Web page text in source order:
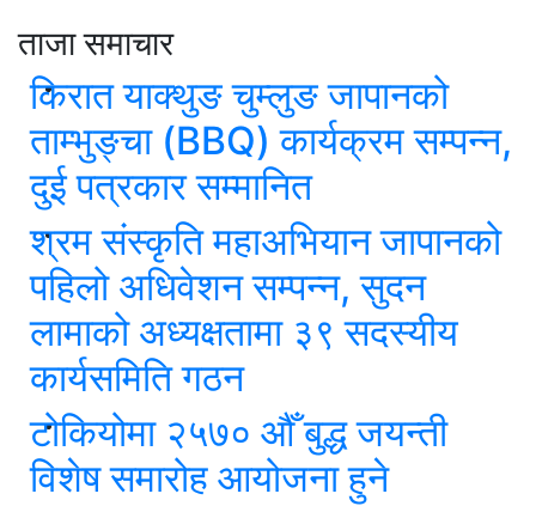
ताजा समाचार
किरात याक्थुङ चुम्लुङ जापानको
ताम्भुङ्चा (BBQ) कार्यक्रम सम्पन्न,
दुई पत्रकार सम्मानित
श्रम संस्कृति महाअभियान जापानको
पहिलो अधिवेशन सम्पन्न, सुदन
लामाको अध्यक्षतामा ३९ सदस्यीय
कार्यसमिति गठन
टोकियोमा २५७० औँ बुद्ध जयन्ती
विशेष समारोह आयोजना हुने